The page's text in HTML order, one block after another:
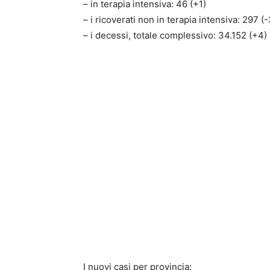
– in terapia intensiva: 46 (+1)
– i ricoverati non in terapia intensiva: 297
– i decessi, totale complessivo: 34.152 (+4)
I nuovi casi per provincia: